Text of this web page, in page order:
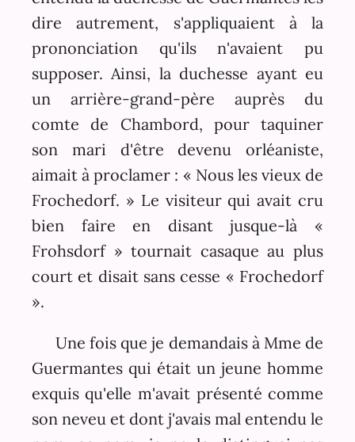
dire autrement, s'appliquaient à la
prononciation qu'ils n'avaient pu
supposer. Ainsi, la duchesse ayant eu
un arrière-grand-père auprès du
comte de Chambord, pour taquiner
son mari d'être devenu orléaniste,
aimait à proclamer : « Nous les vieux de
Frochedorf. » Le visiteur qui avait cru
bien faire en disant jusque-là «
Frohsdorf » tournait casaque au plus
court et disait sans cesse « Frochedorf
».
Une fois que je demandais à Mme de
Guermantes qui était un jeune homme
exquis qu'elle m'avait présenté comme
son neveu et dont j'avais mal entendu le